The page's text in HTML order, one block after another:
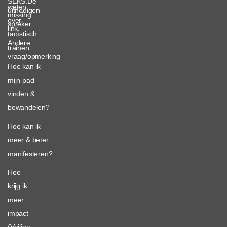
uitnodigen
spreker
Andere
vraag/opmerking
missing
link.
weten
over
taoïstisch
trainen.
Hoe kan ik
mijn pad
vinden &
bewandelen?
Hoe kan ik
meer & beter
manifesteren?
Hoe
krijg ik
meer
impact